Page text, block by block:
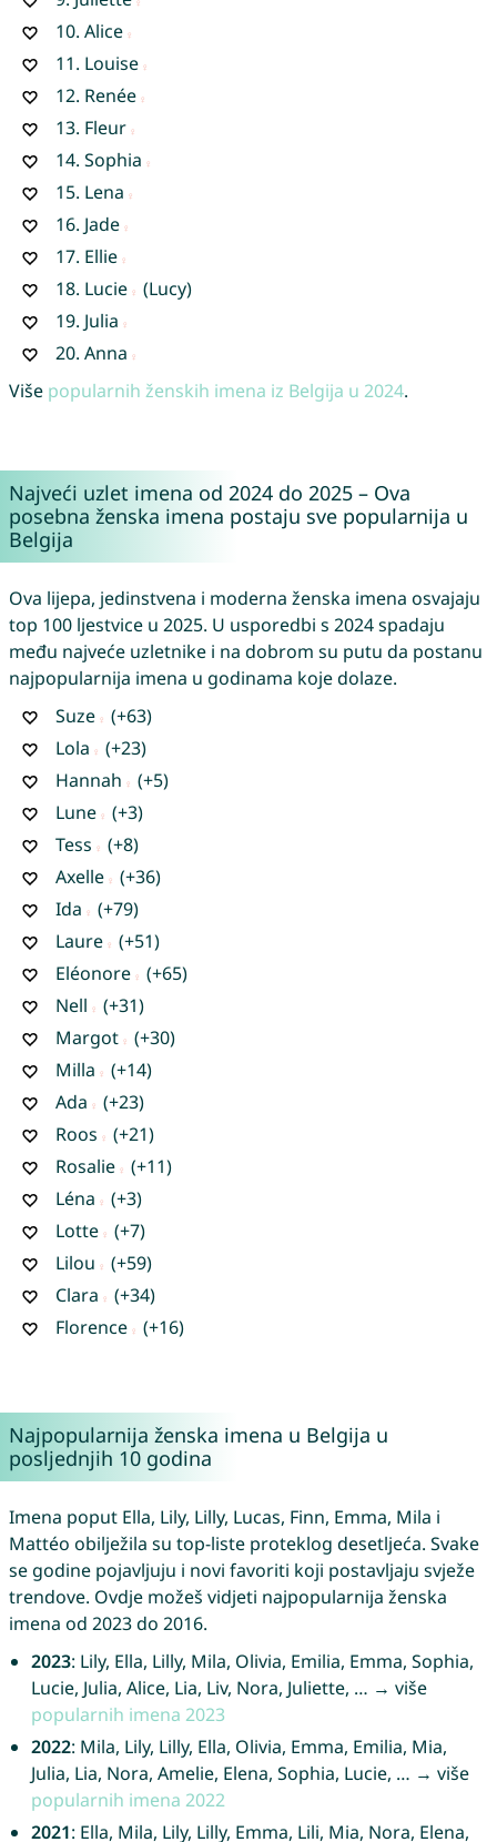
10. Alice
11. Louise
12. Renée
13. Fleur
14. Sophia
15. Lena
16. Jade
17. Ellie
18. Lucie
(Lucy)
19. Julia
20. Anna
Više popularnih ženskih imena iz Belgija u 2024.
Najveći uzlet imena od 2024 do 2025 – Ova
posebna ženska imena postaju sve popularnija u
Belgija
Ova lijepa, jedinstvena i moderna ženska imena osvajaju
top 100 ljestvice u 2025. U usporedbi s 2024 spadaju
među najveće uzletnike i na dobrom su putu da postanu
najpopularnija imena u godinama koje dolaze.
Suze
(+63)
Lola
(+23)
Hannah
(+5)
Lune
(+3)
Tess
(+8)
Axelle
(+36)
Ida
(+79)
Laure
(+51)
Eléonore
(+65)
Nell
(+31)
Margot
(+30)
Milla
(+14)
Ada
(+23)
Roos
(+21)
Rosalie
(+11)
Léna
(+3)
Lotte
(+7)
Lilou
(+59)
Clara
(+34)
Florence
(+16)
Najpopularnija ženska imena u Belgija u
posljednjih 10 godina
Imena poput Ella, Lily, Lilly, Lucas, Finn, Emma, Mila i
Mattéo obilježila su top-liste proteklog desetljeća. Svake
se godine pojavljuju i novi favoriti koji postavljaju svježe
trendove. Ovdje možeš vidjeti najpopularnija ženska
imena od 2023 do 2016.
2023: Lily, Ella, Lilly, Mila, Olivia, Emilia, Emma, Sophia,
Lucie, Julia, Alice, Lia, Liv, Nora, Juliette, … → više
popularnih imena 2023
2022: Mila, Lily, Lilly, Ella, Olivia, Emma, Emilia, Mia,
Julia, Lia, Nora, Amelie, Elena, Sophia, Lucie, … → više
popularnih imena 2022
2021: Ella, Mila, Lily, Lilly, Emma, Lili, Mia, Nora, Elena,